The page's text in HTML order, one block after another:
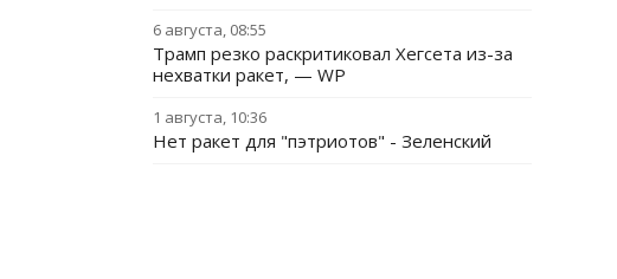
6 августа, 08:55
Трамп резко раскритиковал Хегсета из-за
нехватки ракет, — WP
1 августа, 10:36
Нет ракет для "пэтриотов" - Зеленский